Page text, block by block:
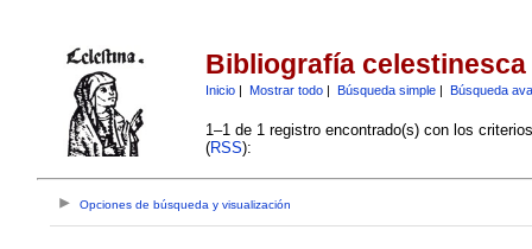
Bibliografía celestinesca
Inicio| Mostrar todo| Búsqueda simple| Búsqueda
1–1 de 1 registro encontrado(s) con los
(RSS):
Opciones de búsqueda y visualización